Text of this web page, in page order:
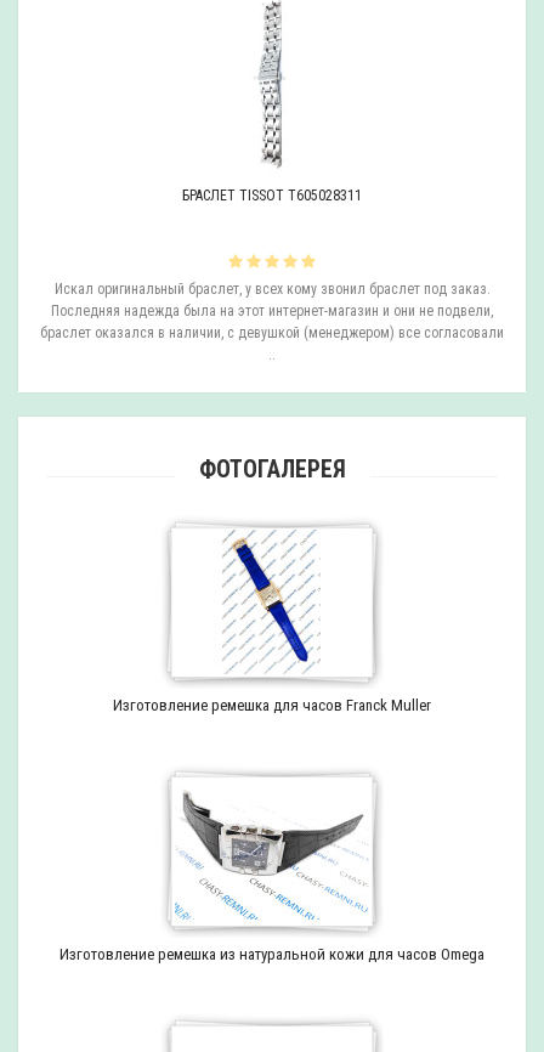
БРАСЛЕТ TISSOT T605028311
Искал оригинальный браслет, у всех кому звонил браслет под заказ.
Последняя надежда была на этот интернет-магазин и они не подвели,
браслет оказался в наличии, с девушкой (менеджером) все согласовали
..
ФОТОГАЛЕРЕЯ
Изготовление ремешка для часов Franck Muller
Изготовление ремешка из натуральной кожи для часов Omega